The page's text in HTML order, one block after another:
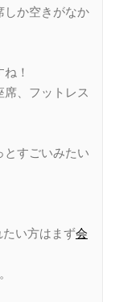
しか空きがなか
！
、フットレス
とすごいみたい
たい方はまず会